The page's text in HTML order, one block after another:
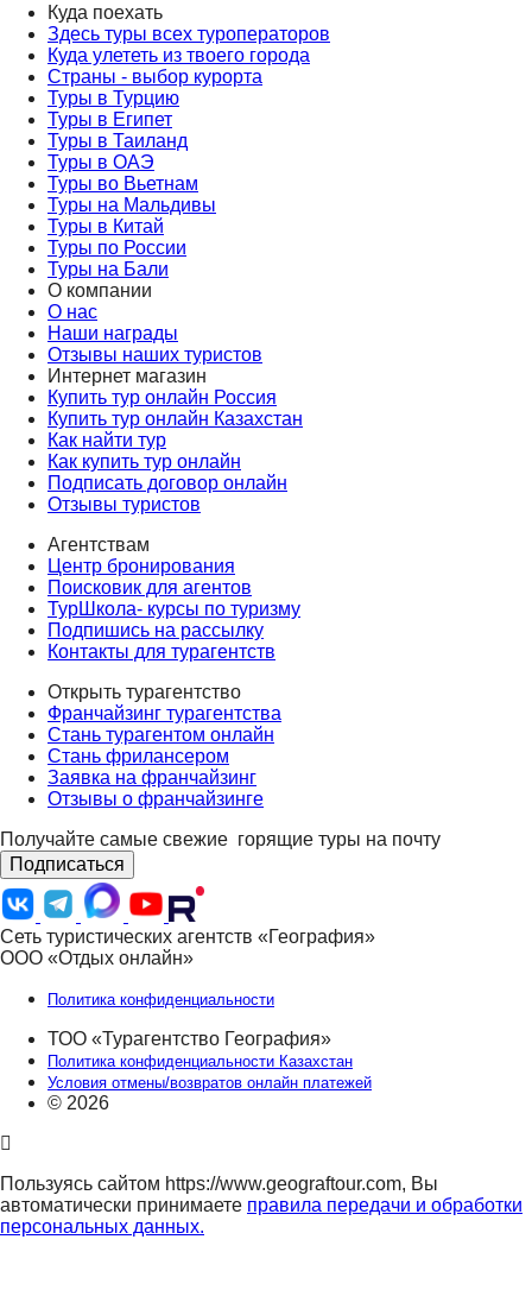
Куда поехать
Здесь туры всех туроператоров
Куда улететь из твоего города
Страны - выбор курорта
Туры в Турцию
Туры в Египет
Туры в Таиланд
Туры в ОАЭ
Туры во Вьетнам
Туры на Мальдивы
Туры в Китай
Туры по России
Туры на Бали
О компании
О нас
Наши награды
Отзывы наших туристов
Интернет магазин
Купить тур онлайн Россия
Купить тур онлайн Казахстан
Как найти тур
Как купить тур онлайн
Подписать договор онлайн
Отзывы туристов
Агентствам
Центр бронирования
Поисковик для агентов
ТурШкола- курсы по туризму
Подпишись на рассылку
Контакты для турагентств
Открыть турагентство
Франчайзинг турагентства
Стань турагентом онлайн
Стань фрилансером
Заявка на франчайзинг
Отзывы о франчайзинге
Получайте самые свежие горящие туры на почту
Подписаться
Сеть туристических агентств «География»
ООО «Отдых онлайн»
Политика конфиденциальности
ТОО «Турагентство География»
Политика конфиденциальности Казахстан
Условия отмены/возвратов онлайн платежей
© 2026
Пользуясь сайтом https://www.geograftour.com, Вы
автоматически принимаете правила передачи и обработки
персональных данных.